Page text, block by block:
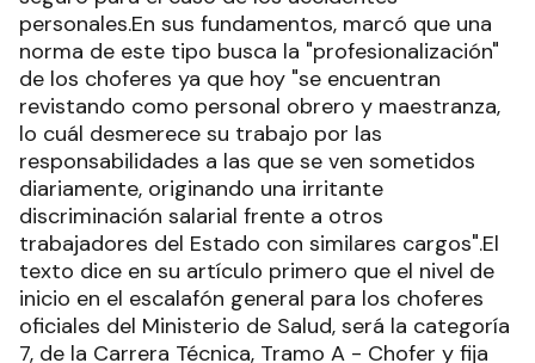
personales.En sus fundamentos, marcó que una
norma de este tipo busca la "profesionalización"
de los choferes ya que hoy "se encuentran
revistando como personal obrero y maestranza,
lo cuál desmerece su trabajo por las
responsabilidades a las que se ven sometidos
diariamente, originando una irritante
discriminación salarial frente a otros
trabajadores del Estado con similares cargos".El
texto dice en su artículo primero que el nivel de
inicio en el escalafón general para los choferes
oficiales del Ministerio de Salud, será la categoría
7, de la Carrera Técnica, Tramo A - Chofer y fija